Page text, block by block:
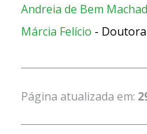
Andreia de Bem
Márcia Felício -
Página atualizada em: